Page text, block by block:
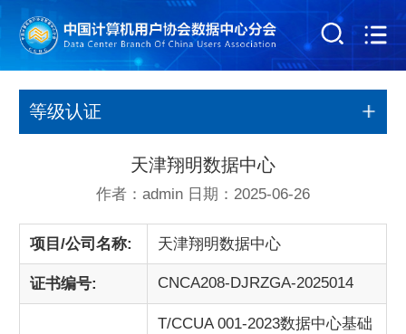
等级认证
天津翔明数据中心
作者：admin 日期：2025-06-26
项目/公司名称: 天津翔明数据中心
证书编号: CNCA208-DJRZGA-2025014
T/CCUA 001-2023数据中心基础